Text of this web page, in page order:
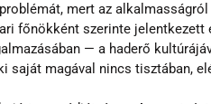
mert az
főnökként szerinte
— a haderő
saját magával nincs tisztában,